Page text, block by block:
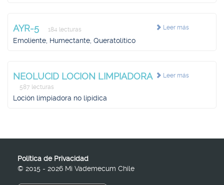
Leer más
AYR-5 184 lecturas
Emoliente, Humectante, Queratolítico
Leer más
NEOLUCID LOCION LIMPIADORA
587 lecturas
Loción limpiadora no lipídica
Política de Privacidad
© 2015 - 2026 Mi Vademecum Chile